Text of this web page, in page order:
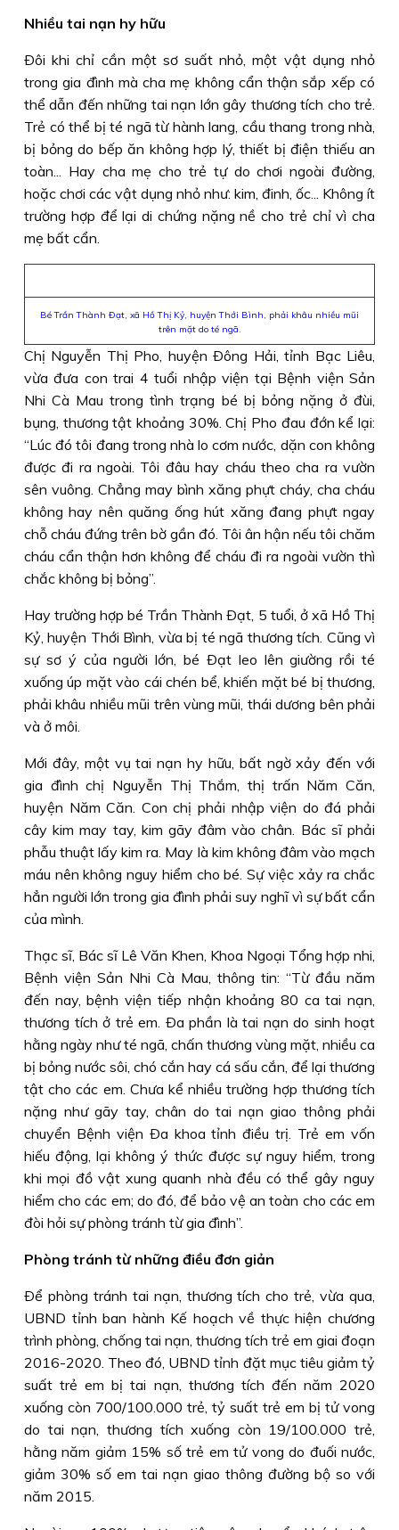
Nhiều tai nạn hy hữu
Ðôi khi chỉ cần một sơ suất nhỏ, một vật dụng nhỏ
trong gia đình mà cha mẹ không cẩn thận sắp xếp có
thể dẫn đến những tai nạn lớn gây thương tích cho trẻ.
Trẻ có thể bị té ngã từ hành lang, cầu thang trong nhà,
bị bỏng do bếp ăn không hợp lý, thiết bị điện thiếu an
toàn... Hay cha mẹ cho trẻ tự do chơi ngoài đường,
hoặc chơi các vật dụng nhỏ như: kim, đinh, ốc... Không ít
trường hợp để lại di chứng nặng nề cho trẻ chỉ vì cha
mẹ bất cẩn.
Bé Trần Thành Ðạt, xã Hồ Thị Kỷ, huyện Thới Bình, phải khâu nhiều mũi
trên mặt do té ngã.
Chị Nguyễn Thị Pho, huyện Ðông Hải, tỉnh Bạc Liêu,
vừa đưa con trai 4 tuổi nhập viện tại Bệnh viện Sản
Nhi Cà Mau trong tình trạng bé bị bỏng nặng ở đùi,
bụng, thương tật khoảng 30%. Chị Pho đau đớn kể lại:
“Lúc đó tôi đang trong nhà lo cơm nước, dặn con không
được đi ra ngoài. Tôi đâu hay cháu theo cha ra vườn
sên vuông. Chẳng may bình xăng phựt cháy, cha cháu
không hay nên quăng ống hút xăng đang phựt ngay
chỗ cháu đứng trên bờ gần đó. Tôi ân hận nếu tôi chăm
cháu cẩn thận hơn không để cháu đi ra ngoài vườn thì
chắc không bị bỏng”.
Hay trường hợp bé Trần Thành Ðạt, 5 tuổi, ở xã Hồ Thị
Kỷ, huyện Thới Bình, vừa bị té ngã thương tích. Cũng vì
sự sơ ý của người lớn, bé Ðạt leo lên giường rồi té
xuống úp mặt vào cái chén bể, khiến mặt bé bị thương,
phải khâu nhiều mũi trên vùng mũi, thái dương bên phải
và ở môi.
Mới đây, một vụ tai nạn hy hữu, bất ngờ xảy đến với
gia đình chị Nguyễn Thị Thắm, thị trấn Năm Căn,
huyện Năm Căn. Con chị phải nhập viện do đá phải
cây kim may tay, kim gãy đâm vào chân. Bác sĩ phải
phẫu thuật lấy kim ra. May là kim không đâm vào mạch
máu nên không nguy hiểm cho bé. Sự việc xảy ra chắc
hẳn người lớn trong gia đình phải suy nghĩ vì sự bất cẩn
của mình.
Thạc sĩ, Bác sĩ Lê Văn Khen, Khoa Ngoại Tổng hợp nhi,
Bệnh viện Sản Nhi Cà Mau, thông tin: “Từ đầu năm
đến nay, bệnh viện tiếp nhận khoảng 80 ca tai nạn,
thương tích ở trẻ em. Ða phần là tai nạn do sinh hoạt
hằng ngày như té ngã, chấn thương vùng mặt, nhiều ca
bị bỏng nước sôi, chó cắn hay cá sấu cắn, để lại thương
tật cho các em. Chưa kể nhiều trường hợp thương tích
nặng như gãy tay, chân do tai nạn giao thông phải
chuyển Bệnh viện Ða khoa tỉnh điều trị. Trẻ em vốn
hiếu động, lại không ý thức được sự nguy hiểm, trong
khi mọi đồ vật xung quanh nhà đều có thể gây nguy
hiểm cho các em; do đó, để bảo vệ an toàn cho các em
đòi hỏi sự phòng tránh từ gia đình”.
Phòng tránh từ những điều đơn giản
Ðể phòng tránh tai nạn, thương tích cho trẻ, vừa qua,
UBND tỉnh ban hành Kế hoạch về thực hiện chương
trình phòng, chống tai nạn, thương tích trẻ em giai đoạn
2016-2020. Theo đó, UBND tỉnh đặt mục tiêu giảm tỷ
suất trẻ em bị tai nạn, thương tích đến năm 2020
xuống còn 700/100.000 trẻ, tỷ suất trẻ em bị tử vong
do tai nạn, thương tích xuống còn 19/100.000 trẻ,
hằng năm giảm 15% số trẻ em tử vong do đuối nước,
giảm 30% số em tai nạn giao thông đường bộ so với
năm 2015.